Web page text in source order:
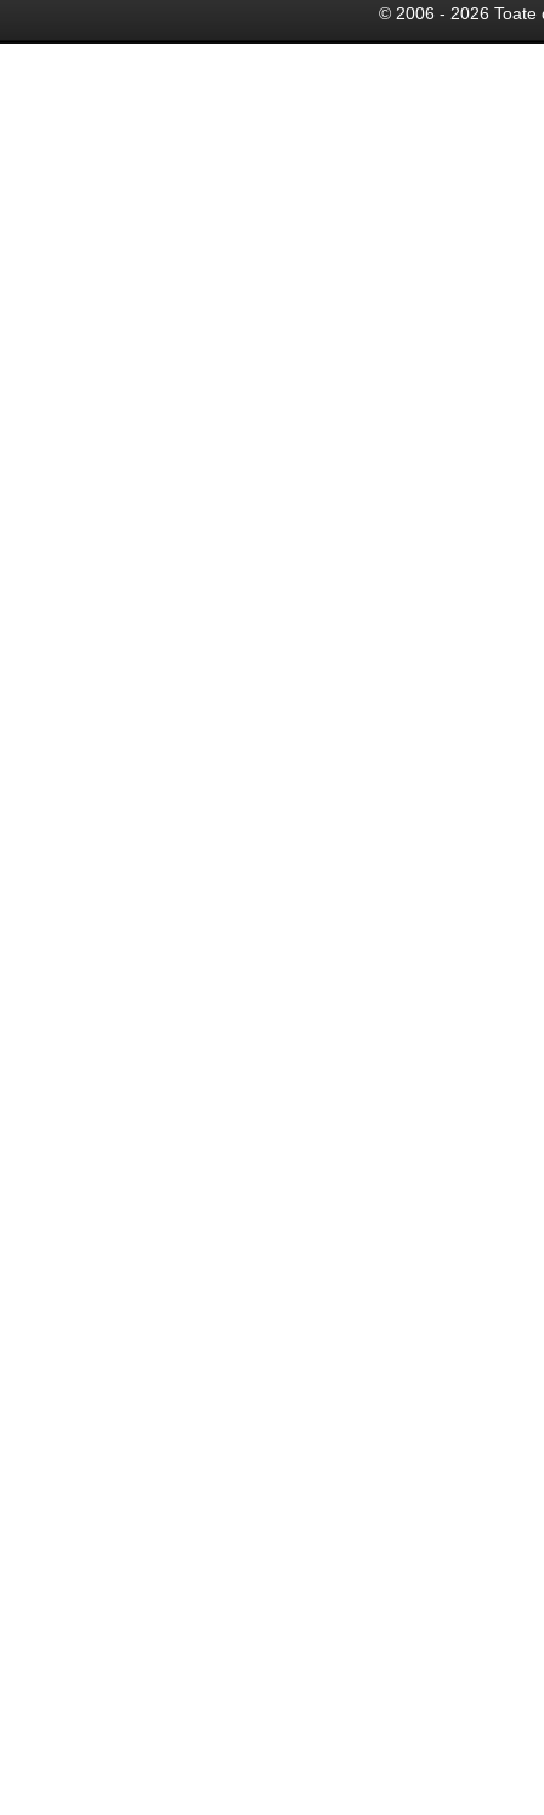
© 2006 - 2026